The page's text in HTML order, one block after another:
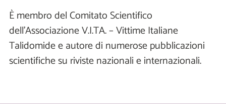
È membro del Comitato Scientifico
dell’Associazione V.I.TA. – Vittime Italiane
Talidomide e autore di numerose pubblicazioni
scientifiche su riviste nazionali e internazionali.